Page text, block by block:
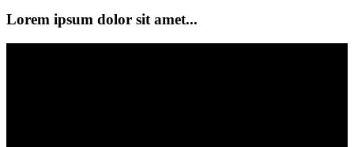
Lorem ipsum dolor sit amet...